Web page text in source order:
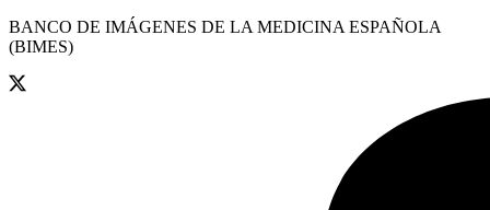
BANCO DE IMÁGENES DE LA MEDICINA ESPAÑOLA
(BIMES)